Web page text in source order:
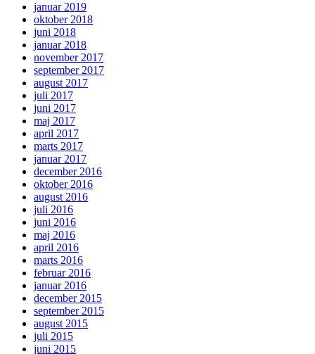
januar 2019
oktober 2018
juni 2018
januar 2018
november 2017
september 2017
august 2017
juli 2017
juni 2017
maj 2017
april 2017
marts 2017
januar 2017
december 2016
oktober 2016
august 2016
juli 2016
juni 2016
maj 2016
april 2016
marts 2016
februar 2016
januar 2016
december 2015
september 2015
august 2015
juli 2015
juni 2015